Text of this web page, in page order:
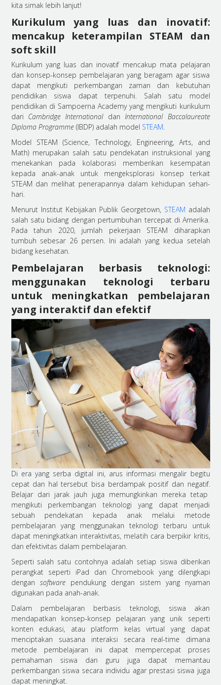
kita simak lebih lanjut!
Kurikulum yang luas dan inovatif:
mencakup keterampilan STEAM dan
soft skill
Kurikulum yang luas dan inovatif mencakup mata pelajaran
dan konsep-konsep pembelajaran yang beragam agar siswa
dapat mengikuti perkembangan zaman dan kebutuhan
pendidikan siswa dapat terpenuhi. Salah satu model
pendidikan di Sampoerna Academy yang mengikuti kurikulum
dari Cambridge InternationaldanInternational Baccalaureate
Diploma Programme (IBDP) adalah model STEAM.
Model STEAM (Science, Technology, Engineering, Arts, and
Math) merupakan salah satu pendekatan instruksional yang
menekankan pada kolaborasi memberikan kesempatan
kepada anak-anak untuk mengeksplorasi konsep terkait
STEAM dan melihat penerapannya dalam kehidupan sehari-
hari.
Menurut Institut Kebijakan Publik Georgetown, STEAM adalah
salah satu bidang dengan pertumbuhan tercepat di Amerika.
Pada tahun 2020, jumlah pekerjaan STEAM diharapkan
tumbuh sebesar 26 persen. Ini adalah yang kedua setelah
bidang kesehatan.
Pembelajaran berbasis teknologi:
menggunakan teknologi terbaru
untuk meningkatkan pembelajaran
yang interaktif dan efektif
Di era yang serba digital ini, arus informasi mengalir begitu
cepat dan hal tersebut bisa berdampak positif dan negatif.
Belajar dari jarak jauh juga memungkinkan mereka tetap
mengikuti perkembangan teknologi yang dapat menjadi
sebuah pendekatan kepada anak melalui metode
pembelajaran yang menggunakan teknologi terbaru untuk
dapat meningkatkan interaktivitas, melatih cara berpikir kritis,
dan efektivitas dalam pembelajaran.
Seperti salah satu contohnya adalah setiap siswa diberikan
perangkat seperti iPad dan Chromebook yang dilengkapi
dengan software pendukung dengan sistem yang nyaman
digunakan pada anah-anak.
Dalam pembelajaran berbasis teknologi, siswa akan
mendapatkan konsep-konsep pelajaran yang unik seperti
konten edukasi, atau platform kelas virtual yang dapat
menciptakan suasana interaksi secara real-time dimana
metode pembelajaran ini dapat mempercepat proses
pemahaman siswa dan guru juga dapat memantau
perkembangan siswa secara individu agar prestasi siswa juga
dapat meningkat.